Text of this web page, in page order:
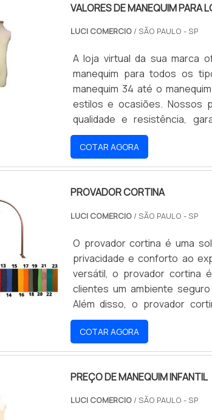
VALORES DE MANEQUIM PARA
LUCI COMERCIO / SÃO PAULO - SP
A loja virtual da sua marca
manequim para todos os
manequim 34 até o
estilos e ocasiões. Nossos
qualidade e resistência,
oportunidade de encontrar o
preços acessíveis.
COTAR AGORA
PROVADOR CORTINA
LUCI COMERCIO / SÃO PAULO - SP
O provador cortina é uma
privacidade e conforto ao
versátil, o provador cortina
clientes um ambiente
Além disso, o provador
experiência de compra ainda
COTAR AGORA
PREÇO DE MANEQUIM INFANTIL
LUCI COMERCIO / SÃO PAULO - SP